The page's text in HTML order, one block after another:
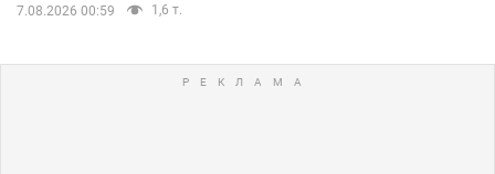
7.08.2026 00:59 1,6 т.